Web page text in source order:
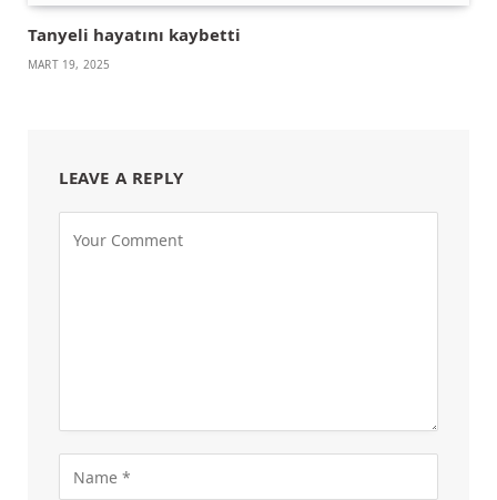
Tanyeli hayatını kaybetti
MART 19, 2025
LEAVE A REPLY